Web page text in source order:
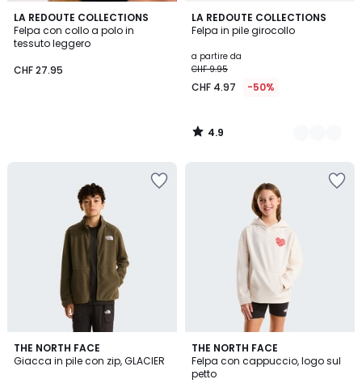
LA REDOUTE COLLECTIONS
Felpa con collo a polo in
tessuto leggero
CHF 27.95
LA REDOUTE COLLECTIONS
Felpa in pile girocollo
a partire da
CHF 9.95
CHF 4.97 -50%
4.9
/ 5
7
Colori
4.9
/
THE NORTH FACE
Giacca in pile con zip, GLACIER
THE NORTH FACE
Felpa con cappuccio, logo sul
petto